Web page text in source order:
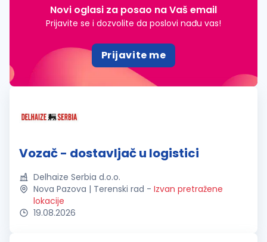
Novi oglasi za posao na Vaš email
Prijavite se i dozvolite da poslovi nađu vas!
Prijavite me
Vozač - dostavljač u logistici
Delhaize Serbia d.o.o.
Nova Pazova | Terenski rad - Izvan pretražene
lokacije
19.08.2026